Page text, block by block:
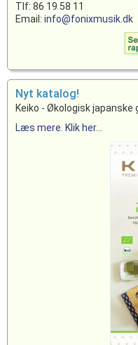
Tlf: 86 19 58 11
Email: info@fonixmusik.dk
Nyt katalog!
Keiko - Økologisk japanske
Læs mere. Klik her...